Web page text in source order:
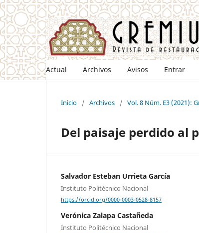
Actual Archivos Avisos Entrar
Inicio / Archivos / Vol. 8 Núm. E3 (2021):
Del paisaje perdido al
Salvador Esteban Urrieta García
Instituto Politécnico Nacional
https://orcid.org/0000-0003-0528-8157
Verónica Zalapa Castañeda
Instituto Politécnico Nacional